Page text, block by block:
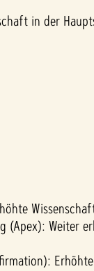
in der
(Apex): Weiter